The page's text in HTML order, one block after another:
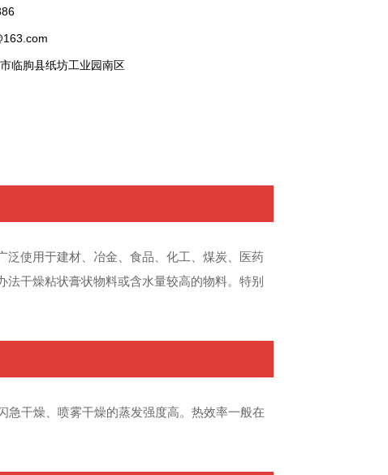
临朐县纸坊工业园南区
使用于建材、冶金、食品、化工、煤炭、医药
干燥粘状膏状物料或含水量较高的物料。特别
急干燥、喷雾干燥的蒸发强度高。热效率一般在